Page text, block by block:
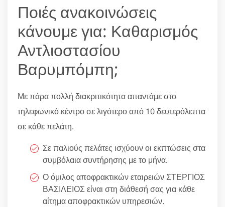
Ποιές ανακοινώσεις
κάνουμε για: Καθαρισμός
Αντλιοστασίου
Βαρυμπόμπη;
Με πάρα πολλή διακριτικότητα απαντάμε στο
τηλεφωνικό κέντρο σε λιγότερο από 10 δευτερόλεπτα
σε κάθε πελάτη.
Σε παλιούς πελάτες ισχύουν οι εκπτώσεις στα
συμβόλαια συντήρησης με το μήνα.
Ο όμιλος αποφρακτικών εταιρειών ΣΤΕΡΓΙΟΣ
ΒΑΣΙΛΕΙΟΣ είναι στη διάθεσή σας για κάθε
αίτημα αποφρακτικών υπηρεσιών.